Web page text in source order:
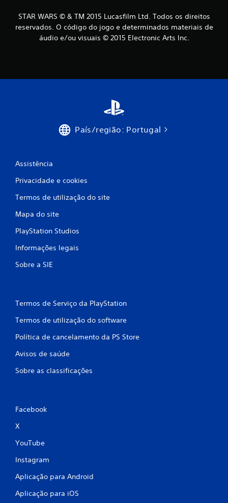
i
f
c
STAR WARS © & TM 2015 Lucasfilm Ltd. Todos os direitos
reservados. O código do jogo e determinados materiais de
áudio e/ou visuais © 2015 Electronic Arts Inc.
País/região: Portugal
Assistência
Privacidade e cookies
Termos de utilização do site
Mapa do site
PlayStation Studios
Informações legais
Sobre a SIE
Termos de Serviço da PlayStation
Termos de utilização do software
Política de cancelamento da PS Store
Avisos de saúde
Sobre as classificações
Facebook
X
YouTube
Instagram
Aplicação para Android
Aplicação para iOS